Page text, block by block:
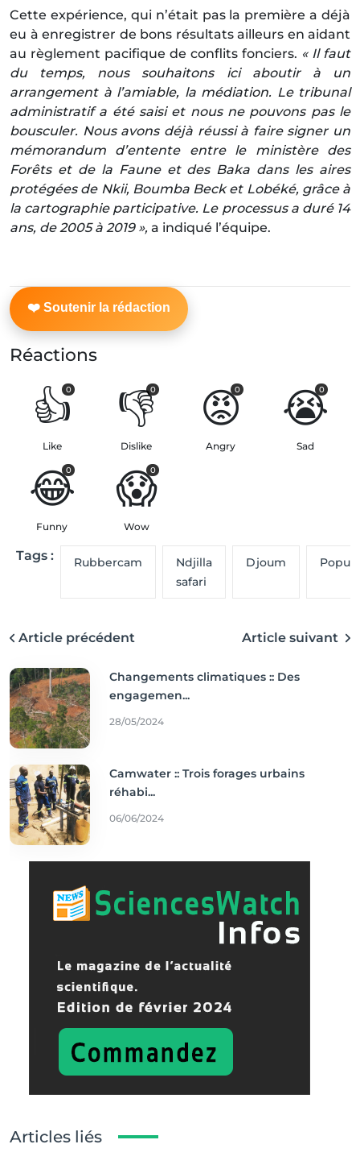
Cette expérience, qui n’était pas la première a déjà
eu à enregistrer de bons résultats ailleurs en aidant
au règlement pacifique de conflits fonciers. « Il faut
du temps, nous souhaitons ici aboutir à un
arrangement à l’amiable, la médiation. Le tribunal
administratif a été saisi et nous ne pouvons pas le
bousculer. Nous avons déjà réussi à faire signer un
mémorandum d’entente entre le ministère des
Forêts et de la Faune et des Baka dans les aires
protégées de Nkii, Boumba Beck et Lobéké, grâce à
la cartographie participative. Le processus a duré 14
ans, de 2005 à 2019 », a indiqué l’équipe.
Réactions
👍
0
Like
👎
0
Dislike
😡
0
Angry
😭
0
Sad
😂
0
Funny
😱
0
Wow
Tags : Rubbercam
Ndjilla
safari
Djoum
Article précédent Article suivant
Changements climatiques :: Des
engagemen...
28/05/2024
Camwater :: Trois forages urbains
réhabi...
06/06/2024
Articles liés